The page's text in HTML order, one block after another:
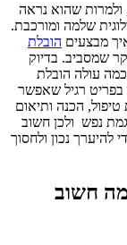
ולמרות שהוא נראה
שלמה ומורכבת.
מבצעים הובלת
שמסביב. בדיוק
עולה הובלת
בפריט רגיל שאפשר
הכנה ותיאום
נפש ולכן חשוב
להיערך נכון ולחסוך
מה חשוב